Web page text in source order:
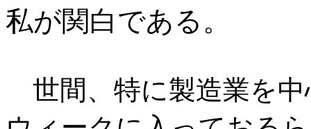
私が関白である。
世間、特に製造業を